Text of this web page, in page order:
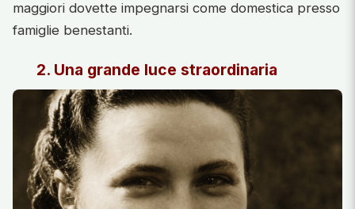
maggiori dovette impegnarsi come domestica presso
famiglie benestanti.
2. Una grande luce straordinaria